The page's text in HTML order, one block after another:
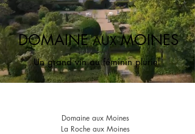
DOMAINEAUXMOINES
Un grand vin au féminin pluriel
Domaine aux Moines
La Roche aux Moines